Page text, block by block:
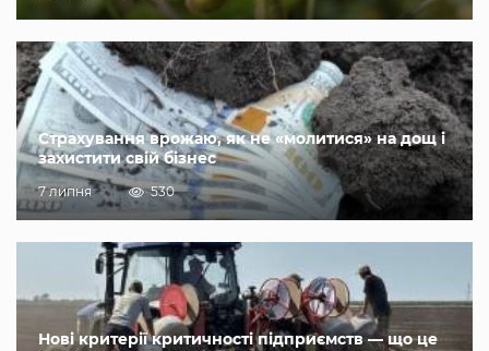
Страхування врожаю, як не «молитися» на дощ і
захистити свій бізнес
7 липня 530
Нові критерії критичності підприємств — що це